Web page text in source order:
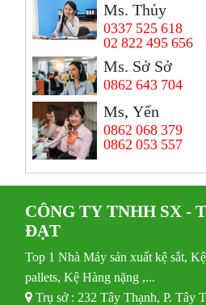
Ms. Thủy
0337 525 618
02 822 495 656
Ms. Sở Sở
0862 643 704
Ms, Yến
0862 068 379
0862 053 557
CÔNG TY TNHH SX -
ĐẠT
Top 1 Nhà Máy sản xuất kệ sắt,
pallets, Kệ Hàng nặng ,...
Trụ sở : 232 Tây Thạnh, P. Tây